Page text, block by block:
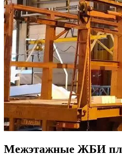
Межэтажные ЖБИ